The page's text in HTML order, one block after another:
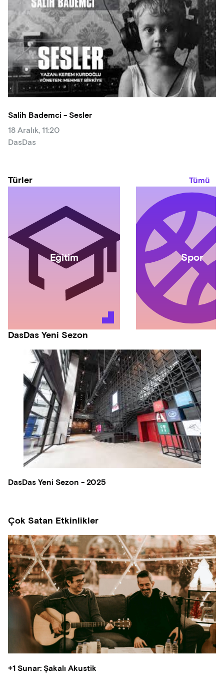
Salih Bademci - Sesler
18 Aralık, 11:20
DasDas
Türler Tümü
Eğitim Spor
DasDas Yeni Sezon
DasDas Yeni Sezon - 2025
Çok Satan Etkinlikler
+1 Sunar: Şakalı Akustik